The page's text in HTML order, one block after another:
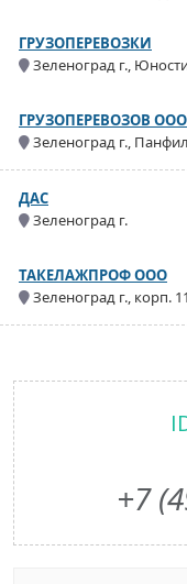
ГРУЗОПЕРЕВОЗКИ
Зеленоград г.,
ГРУЗОПЕРЕВОЗОВ ООО
Зеленоград г.,
ДАС
Зеленоград г.
ТАКЕЛАЖПРОФ ООО
Зеленоград г., корп.
+7